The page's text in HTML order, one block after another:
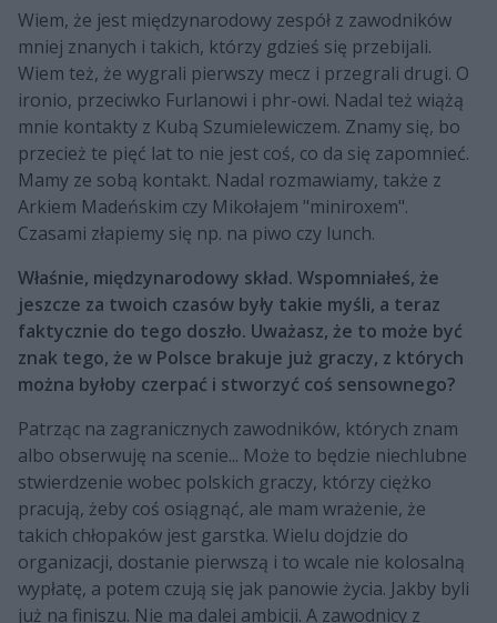
Wiem, że jest międzynarodowy zespół z zawodników
mniej znanych i takich, którzy gdzieś się przebijali.
Wiem też, że wygrali pierwszy mecz i przegrali drugi. O
ironio, przeciwko Furlanowi i phr-owi. Nadal też wiążą
mnie kontakty z Kubą Szumielewiczem. Znamy się, bo
przecież te pięć lat to nie jest coś, co da się zapomnieć.
Mamy ze sobą kontakt. Nadal rozmawiamy, także z
Arkiem Madeńskim czy Mikołajem "miniroxem".
Czasami złapiemy się np. na piwo czy lunch.
Właśnie, międzynarodowy skład. Wspomniałeś, że
jeszcze za twoich czasów były takie myśli, a teraz
faktycznie do tego doszło. Uważasz, że to może być
znak tego, że w Polsce brakuje już graczy, z których
można byłoby czerpać i stworzyć coś sensownego?
Patrząc na zagranicznych zawodników, których znam
albo obserwuję na scenie... Może to będzie niechlubne
stwierdzenie wobec polskich graczy, którzy ciężko
pracują, żeby coś osiągnąć, ale mam wrażenie, że
takich chłopaków jest garstka. Wielu dojdzie do
organizacji, dostanie pierwszą i to wcale nie kolosalną
wypłatę, a potem czują się jak panowie życia. Jakby byli
już na finiszu. Nie ma dalej ambicji. A zawodnicy z